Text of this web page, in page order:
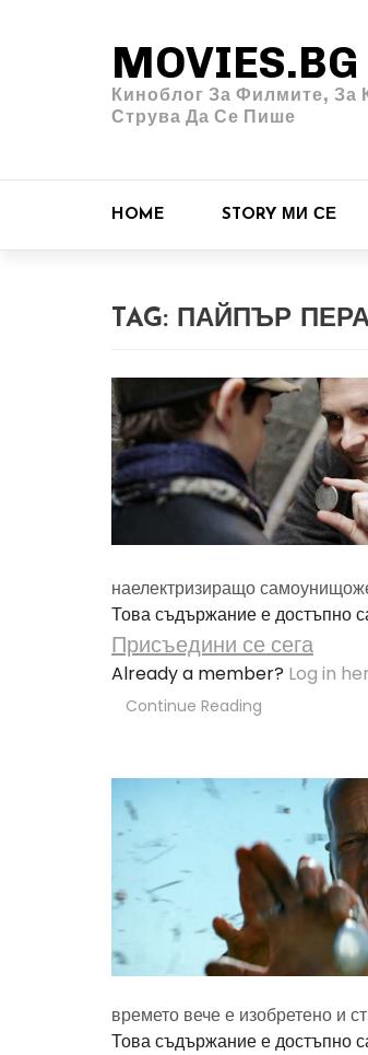
MOVIES.BG
Киноблог За Филмите, За
Струва Да Се Пише
HOME STORY МИ СЕ
TAG: ПАЙПЪР
наелектризиращо
Това съдържание е достъпно
Присъедини се сега
Already a member? Log in
Continue Reading
времето вече е изобретено и
Това съдържание е достъпно